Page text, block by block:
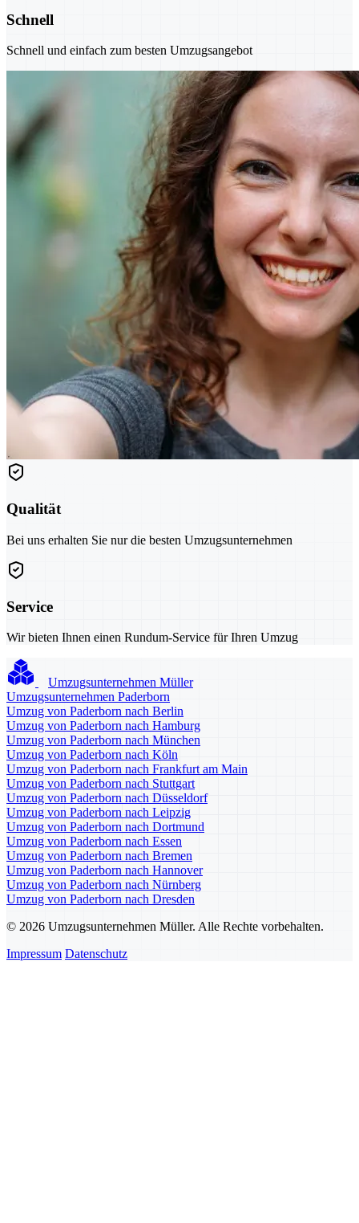
Schnell
Schnell und einfach zum besten Umzugsangebot
Qualität
Bei uns erhalten Sie nur die besten Umzugsunternehmen
Service
Wir bieten Ihnen einen Rundum-Service für Ihren Umzug
Umzugsunternehmen Müller
Umzugsunternehmen Paderborn
Umzug von Paderborn nach Berlin
Umzug von Paderborn nach Hamburg
Umzug von Paderborn nach München
Umzug von Paderborn nach Köln
Umzug von Paderborn nach Frankfurt am Main
Umzug von Paderborn nach Stuttgart
Umzug von Paderborn nach Düsseldorf
Umzug von Paderborn nach Leipzig
Umzug von Paderborn nach Dortmund
Umzug von Paderborn nach Essen
Umzug von Paderborn nach Bremen
Umzug von Paderborn nach Hannover
Umzug von Paderborn nach Nürnberg
Umzug von Paderborn nach Dresden
© 2026 Umzugsunternehmen Müller. Alle Rechte vorbehalten.
Impressum Datenschutz